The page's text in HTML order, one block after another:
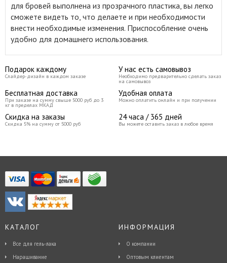
для бровей выполнена из прозрачного пластика, вы легко
сможете видеть то, что делаете и при необходимости
внести необходимые изменения. Приспособление очень
удобно для домашнего использования.
Подарок каждому
Слайдер-дизайн в каждом заказе
У нас есть самовывоз
Необходимо предварительно сделать заказ
на самовывоз
Бесплатная доставка
При заказе на сумму свыше 5000 руб до 3
кг в пределах МКАД
Удобная оплата
Можно оплатить онлайн и при получении
Скидка на заказы
Скидка 5% на сумму от 5000 руб
24 часа / 365 дней
Вы можете оставить заказ в любое время
КАТАЛОГ
Все для гель-лака
Наращивание
ИНФОРМАЦИЯ
О компании
Оптовым клиентам